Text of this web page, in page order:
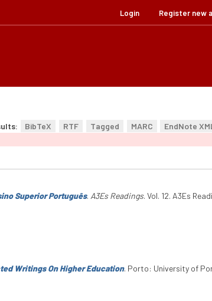
Login Register new
BibTeX RTF Tagged MARC EndNote
Superior Português. A3Es Readings. Vol. 12. A3Es
Writings On Higher Education. Porto: University of